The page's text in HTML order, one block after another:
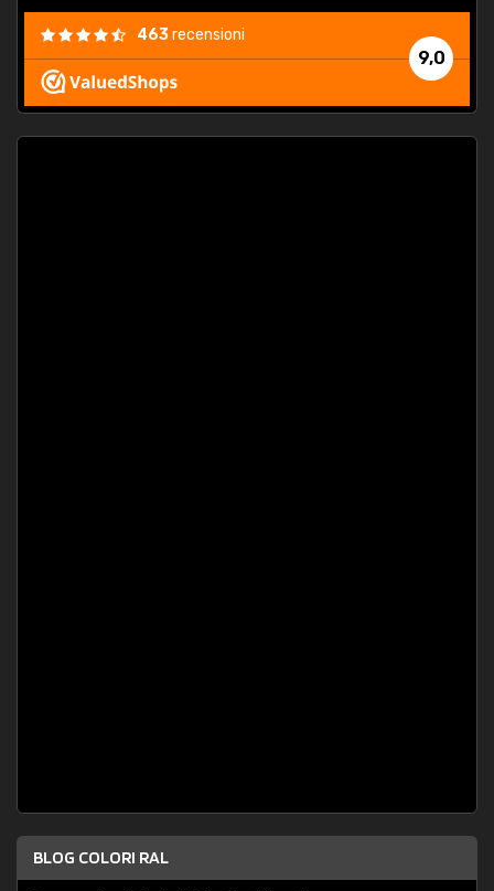
9,0
463recensioni
BLOG COLORI RAL